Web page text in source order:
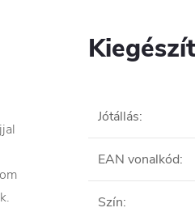
Jótállás:
EAN vonalkód:
Szín: